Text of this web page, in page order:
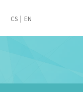
CS EN